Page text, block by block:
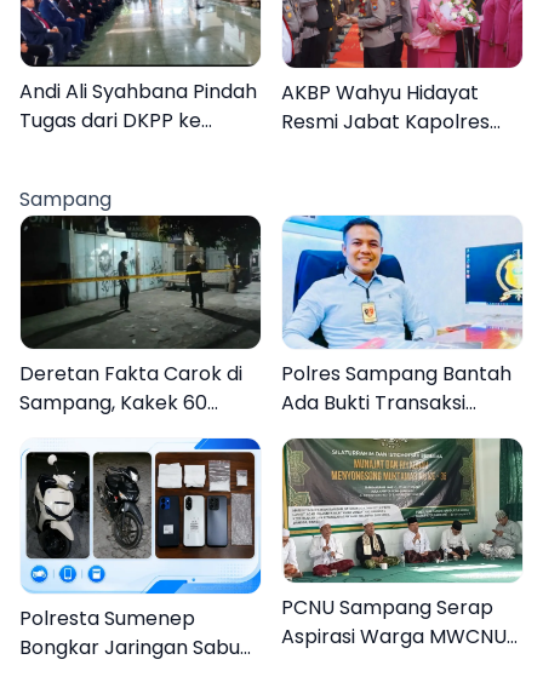
Andi Ali Syahbana Pindah
Tugas dari DKPP ke
AKBP Wahyu Hidayat
Resmi Jabat Kapolres
Sampang
Deretan Fakta Carok di
Sampang, Kakek 60
Tahun Duel Melawan 2
Pria
Polres Sampang Bantah
Ada Bukti Transaksi
dalam Kasus Rudapaksa
Anak 27 Tersangka
Polresta Sumenep
Bongkar Jaringan Sabu
PCNU Sampang Serap
Aspirasi Warga MWCNU